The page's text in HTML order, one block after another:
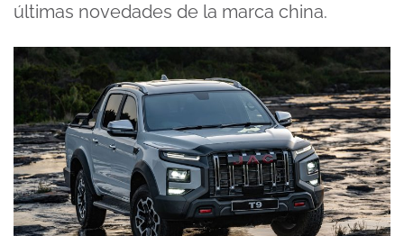
últimas novedades de la marca china.